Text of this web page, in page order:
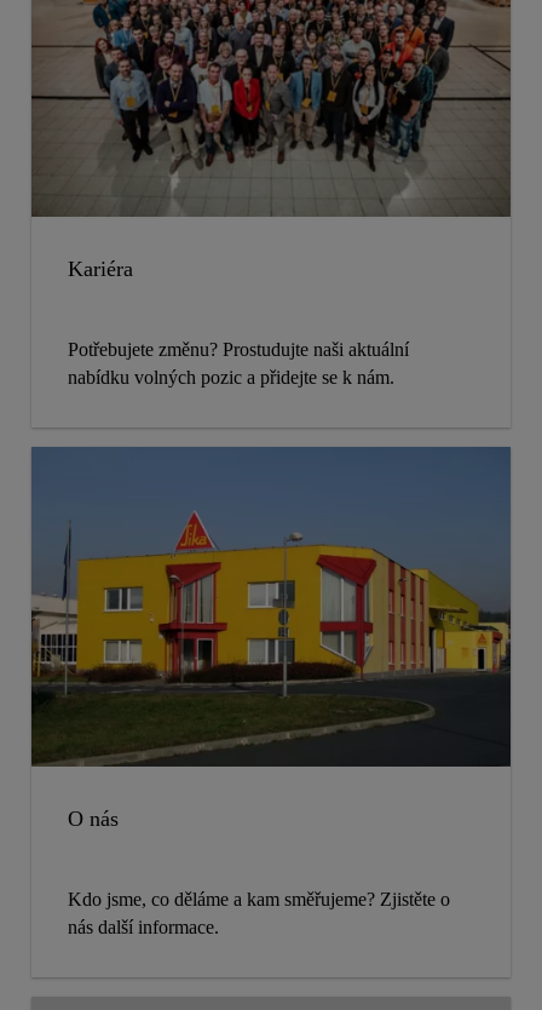
Kariéra
Potřebujete změnu? Prostudujte naši aktuální
nabídku volných pozic a přidejte se k nám.
O nás
Kdo jsme, co děláme a kam směřujeme? Zjistěte o
nás další informace.